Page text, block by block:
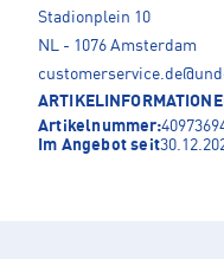
Stadionplein 10
NL - 1076 Amsterdam
Artikelnummer:
Im Angebot seit